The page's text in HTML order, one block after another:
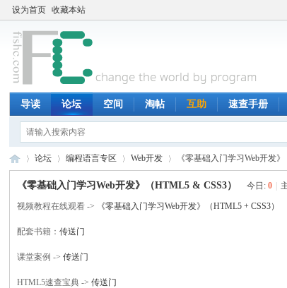
设为首页 收藏本站
导读 论坛 空间 淘帖 互助 速查手册
论坛 编程语言专区 Web开发 《零基础入门学习Web开发
《零基础入门学习Web开发》（HTML5 & CSS3） 今日:0
视频教程在线观看 -> 《零基础入门学习Web开发》（HTML5 + CSS3）
配套书籍：传送门
课堂案例 ->传送门
HTML5速查宝典 ->传送门